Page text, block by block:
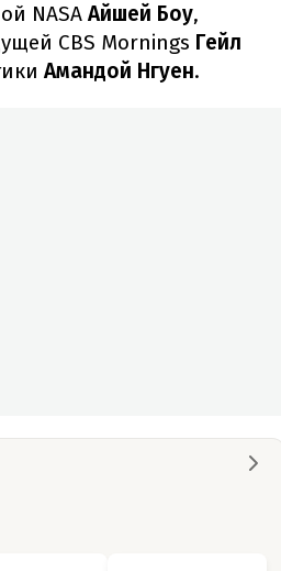
NASA Айшей Боу,
CBS Mornings Гейл
Амандой Нгуен.